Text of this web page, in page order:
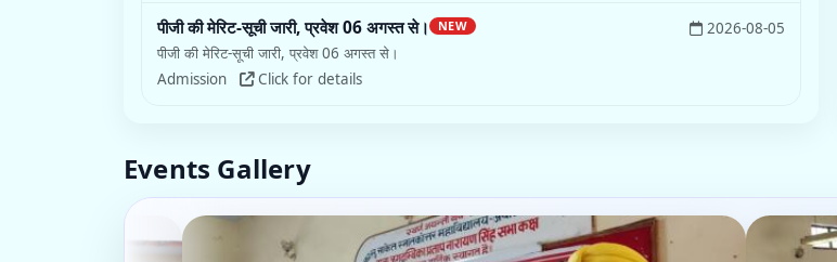
पीजी की मेरिट-सूची जारी, प्रवेश 06 अगस्त से। NEW
पीजी की मेरिट-सूची जारी, प्रवेश 06 अगस्त से।
Admission
Click for details
2026-08-05
Events Gallery